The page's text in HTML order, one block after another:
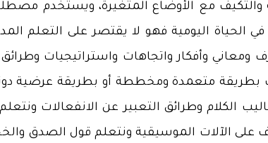
والتكيف مع الأوضاع المتغيرة، ويستخدم
الحياة اليومية فهو لا يقتصر على التعلم
ومعاني وأفكار واتجاهات واستراتيجيات
بطريقة متعمدة ومخططة أو بطريقة عرضية
الكلام وطرائق التعبير عن الانفعالات
على الآلات الموسيقية ونتعلم قول الصدق